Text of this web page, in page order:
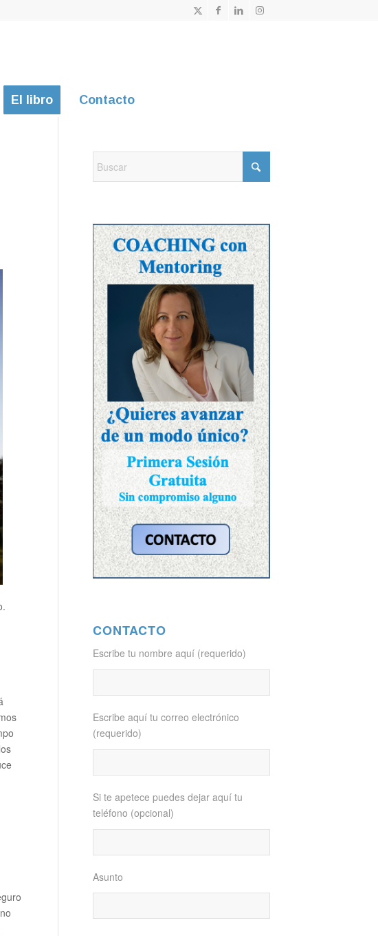
El libro Contacto
CONTACTO
Escribe tu nombre aquí (requerido)
Escribe aquí tu correo electrónico
(requerido)
Si te apetece puedes dejar aquí tu
teléfono (opcional)
Asunto